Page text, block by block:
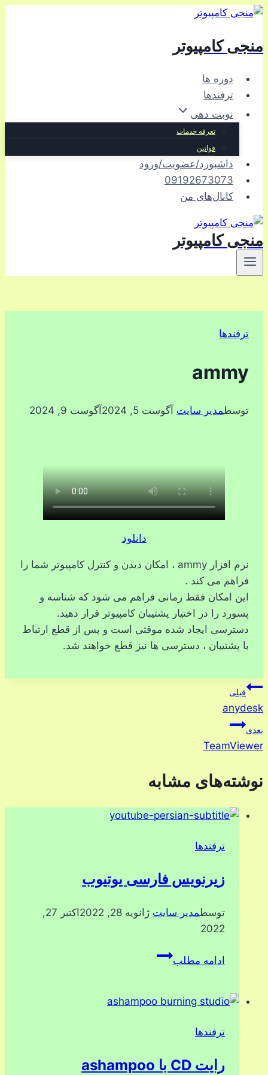
بازگشت
محتوا
منجی کامپیوتر
دوره ها
ترفندها
نوبت دهی
تعرفه خدمات
قوانین
داشبورد/عضویت/ورود
09192673073
کانال‌های من
منجی کامپیوتر
ترفندها
ammy
توسطمدیر سایت آگوست 5, 2024 آگوست 9, 2024
دانلود
نرم افزار ammy ، امکان دیدن و کنترل کامپیوتر شما را
فراهم می کند .
این امکان فقط زمانی فراهم می شود که شناسه و
پسورد را در اختیار پشتیبان کامپیوتر قرار دهید.
دسترسی ایجاد شده موقتی است و پس از قطع ارتباط
با پشتیبان ، دسترسی ها نیز قطع خواهند شد.
راهبری
نوشته
قبلی
anydesk
بعدی
TeamViewer
نوشته‌های مشابه
ترفندها
زیرنویس فارسی یوتیوب
توسطمدیر سایت ژانویه 28, 2022
اکتبر 27,
2022
ادامه مطلبزیرنویس
ترفندها
رایت CD با ashampoo